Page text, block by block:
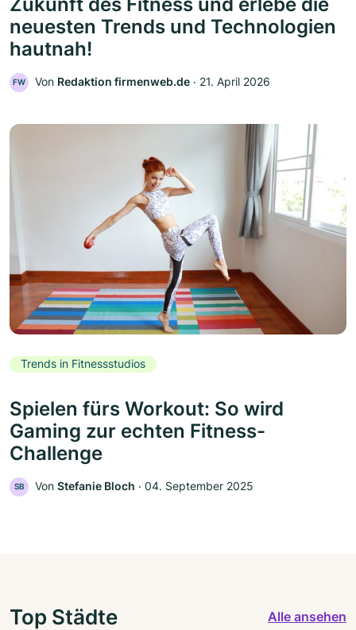
neuesten Trends und Technologien
hautnah!
FW Von Redaktion firmenweb.de ‧ 21. April 2026
Trends in Fitnessstudios
Spielen fürs Workout: So wird
Gaming zur echten Fitness-
Challenge
SB Von Stefanie Bloch ‧ 04. September 2025
Top Städte Alle ansehen